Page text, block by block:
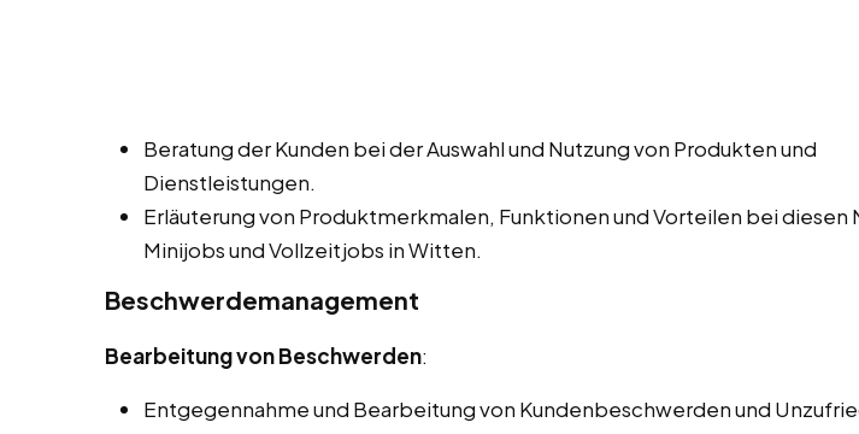
Beratung der Kunden bei der Auswahl und Nutzung von Produkten und
Dienstleistungen.
Erläuterung von Produktmerkmalen, Funktionen und Vorteilen bei diesen
Minijobs und Vollzeitjobs in Witten.
Beschwerdemanagement
Bearbeitung von Beschwerden:
Entgegennahme und Bearbeitung von Kundenbeschwerden und